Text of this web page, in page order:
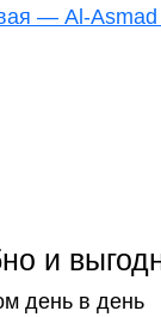
— Al-Asmad
и
день в день